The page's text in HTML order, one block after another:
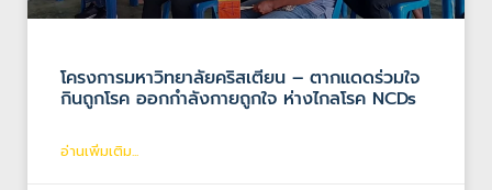
โครงการมหาวิทยาลัยคริสเตียน – ตากแดดร่วมใจ
กินถูกโรค ออกกำลังกายถูกใจ ห่างไกลโรค NCDs
อ่านเพิ่มเติม...